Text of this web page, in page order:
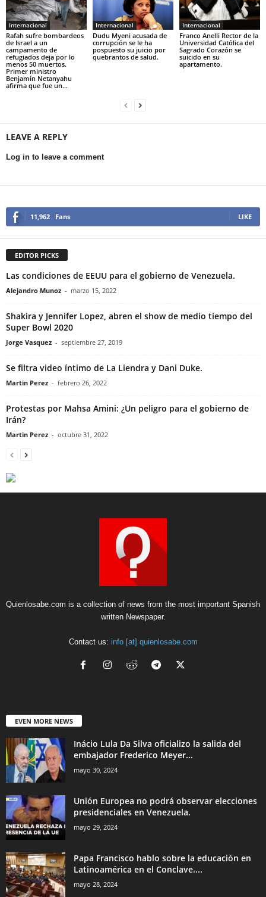
Internacional
Rafah sufre bombardeos
de Israel a un
campamento de
refugiados deja por lo
menos 50 muertos.
Primer ministro
Benjamín Netanyahu
afirma que fue un...
Internacional
Dudu Myeni acusada de
corrupción se le ha
pospuesto su juicio por
quebrantos de salud.
Internacional
Franco Anelli Rector de la
Universidad Católica del
Sagrado Corazón se
suicido en su
apartamento.
LEAVE A REPLY
Log in to leave a comment
11,962 Fans LIKE
EDITOR PICKS
Las condiciones de EEUU para el gobierno de Venezuela.
Alejandro Munoz - marzo 15, 2022
Shakira y Jennifer Lopez, abren el show de medio tiempo del
Super Bowl 2020
Jorge Vasquez - septiembre 27, 2019
Se filtra video íntimo de La Liendra y Dani Duke.
Martin Perez - febrero 26, 2022
Protestas por Mahsa Amini: ¿Un peligro para el gobierno de
Irán?
Martin Perez - octubre 31, 2022
Quienlosabe.com is a collection of news from the most important Spanish
written Newspaper.
Contact us: info [at] quienlosabe.com
EVEN MORE NEWS
Inácio Lula Da Silva oficializo la salida del
embajador Frederico Meyer...
mayo 30, 2024
Unión Europea no podrá observar elecciones
presidenciales en Venezuela.
mayo 29, 2024
Papa Francisco hablo sobre la educación en
Latinoamérica en el Conclave....
mayo 28, 2024